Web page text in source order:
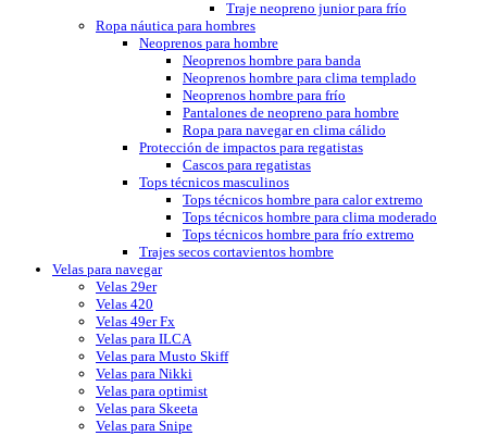
Traje neopreno junior para frío
Ropa náutica para hombres
Neoprenos para hombre
Neoprenos hombre para banda
Neoprenos hombre para clima templado
Neoprenos hombre para frío
Pantalones de neopreno para hombre
Ropa para navegar en clima cálido
Protección de impactos para regatistas
Cascos para regatistas
Tops técnicos masculinos
Tops técnicos hombre para calor extremo
Tops técnicos hombre para clima moderado
Tops técnicos hombre para frío extremo
Trajes secos cortavientos hombre
Velas para navegar
Velas 29er
Velas 420
Velas 49er Fx
Velas para ILCA
Velas para Musto Skiff
Velas para Nikki
Velas para optimist
Velas para Skeeta
Velas para Snipe